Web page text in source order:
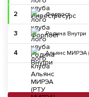
2 Форпост
3 Родина Внутри
4 Альянс МИРЭА